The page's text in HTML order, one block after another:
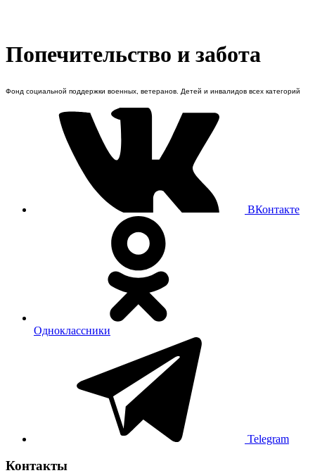
Попечительство и забота
Фонд социальной поддержки военных, ветеранов. Детей и инвалидов всех категорий
ВКонтакте
Одноклассники
Telegram
Контакты